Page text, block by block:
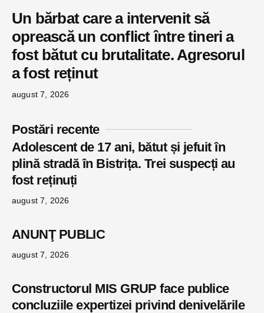
Un bărbat care a intervenit să
oprească un conflict între tineri a
fost bătut cu brutalitate. Agresorul
a fost reținut
august 7, 2026
Postări recente
Adolescent de 17 ani, bătut și jefuit în
plină stradă în Bistrița. Trei suspecți au
fost reținuți
august 7, 2026
ANUNŢ PUBLIC
august 7, 2026
Constructorul MIS GRUP face publice
concluziile expertizei privind denivelările